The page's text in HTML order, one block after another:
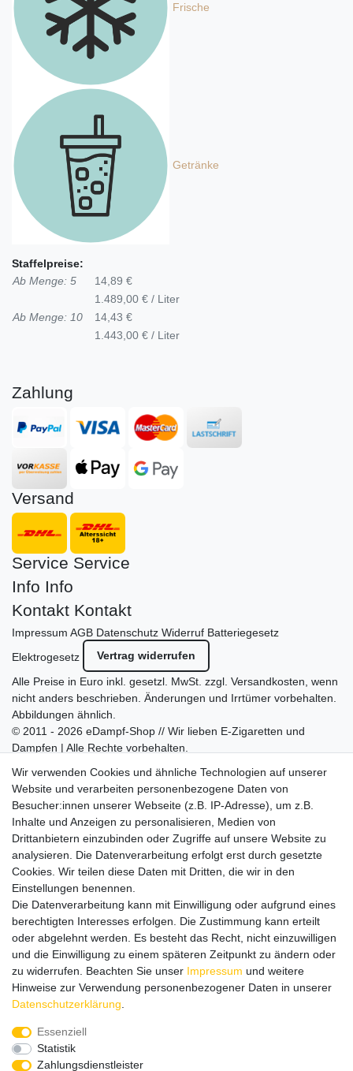
Frische
Getränke
Staffelpreise:
Ab Menge: 5
14,89 €
1.489,00 € / Liter
Ab Menge: 10
14,43 €
1.443,00 € / Liter
Zahlung
Versand
Service Service
Info Info
Kontakt Kontakt
Impressum AGB Datenschutz Widerruf Batteriegesetz
Elektrogesetz
Vertrag widerrufen
Alle Preise in Euro inkl. gesetzl. MwSt. zzgl. Versandkosten , wenn
nicht anders beschrieben. Änderungen und Irrtümer vorbehalten.
Abbildungen ähnlich.
© 2011 - 2026 eDampf-Shop // Wir lieben E-Zigaretten und
Dampfen | Alle Rechte vorbehalten.
Bitte entschuldigen Sie, wenn wir telefonisch wegen hoher
betrieblicher Auslastung nicht erreichbar sein sollten.
Schreiben Sie uns gerne eine E-Mail mit Ihrer Telefonnummer
und der Bitte um Rückruf.
Wir rufen Sie schnellstmöglich zurück.
Wir versenden in die folgenden Länder
Versandkostenfrei (DE) ab 69 €
Wir verwenden Cookies und ähnliche Technologien auf unserer
Website und verarbeiten personenbezogene Daten von
Besucher:innen unserer Webseite (z.B. IP-Adresse), um z.B.
Inhalte und Anzeigen zu personalisieren, Medien von
Drittanbietern einzubinden oder Zugriffe auf unsere Website zu
analysieren. Die Datenverarbeitung erfolgt erst durch gesetzte
Cookies. Wir teilen diese Daten mit Dritten, die wir in den
Einstellungen benennen.
Die Datenverarbeitung kann mit Einwilligung oder aufgrund eines
berechtigten Interesses erfolgen. Die Zustimmung kann erteilt
oder abgelehnt werden. Es besteht das Recht, nicht einzuwilligen
und die Einwilligung zu einem späteren Zeitpunkt zu ändern oder
zu widerrufen. Beachten Sie unser Impressum und weitere
Hinweise zur Verwendung personenbezogener Daten in unserer
Daten­schutz­erklärung
Essenziell
Statistik
Zahlungsdienstleister